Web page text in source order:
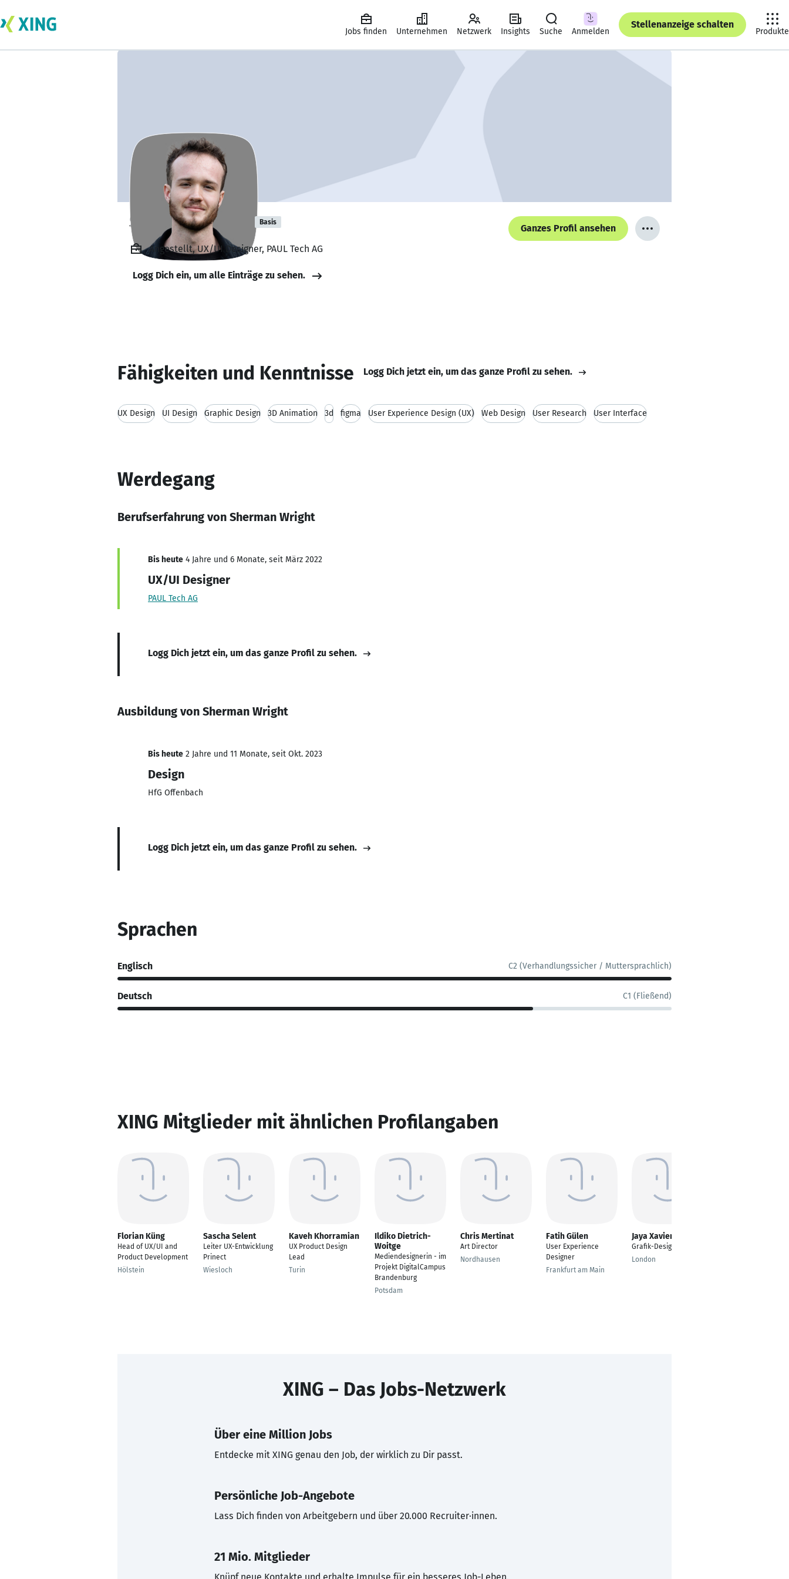
Jobs finden Unternehmen Netzwerk Insights Suche Anmelden
Stellenanzeige schalten
Produkte
Sherman Wright Basis
Ganzes Profil ansehen
Angestellt, UX/UI Designer, PAUL Tech AG
Logg Dich ein, um alle Einträge zu sehen.
Fähigkeiten und Kenntnisse Logg Dich jetzt ein, um das ganze Profil zu sehen.
UX Design UI Design Graphic Design 3D Animation 3d figma User Experience Design (UX) Web Design User Research User Interface
Werdegang
Berufserfahrung von Sherman Wright
Bis heute 4 Jahre und 6 Monate, seit März 2022
UX/UI Designer
PAUL Tech AG
Logg Dich jetzt ein, um das ganze Profil zu sehen.
Ausbildung von Sherman Wright
Bis heute 2 Jahre und 11 Monate, seit Okt. 2023
Design
HfG Offenbach
Logg Dich jetzt ein, um das ganze Profil zu sehen.
Sprachen
Englisch C2 (Verhandlungssicher / Muttersprachlich)
Deutsch C1 (Fließend)
XING Mitglieder mit ähnlichen Profilangaben
Florian Küng
Head of UX/UI and
Product Development
Hölstein
Sascha Selent
Leiter UX-Entwicklung
Prinect
Wiesloch
Kaveh Khorramian
UX Product Design
Lead
Turin
Ildiko Dietrich-
Woitge
Mediendesignerin - im
Projekt DigitalCampus
Brandenburg
Potsdam
Chris Mertinat
Art Director
Nordhausen
Fatih Gülen
User Experience
Designer
Frankfurt am Main
Jaya Xavier
Grafik-Designer
London
XING – Das Jobs-Netzwerk
Über eine Million Jobs
Entdecke mit XING genau den Job, der wirklich zu Dir passt.
Persönliche Job-Angebote
Lass Dich finden von Arbeitgebern und über 20.000 Recruiter·innen.
21 Mio. Mitglieder